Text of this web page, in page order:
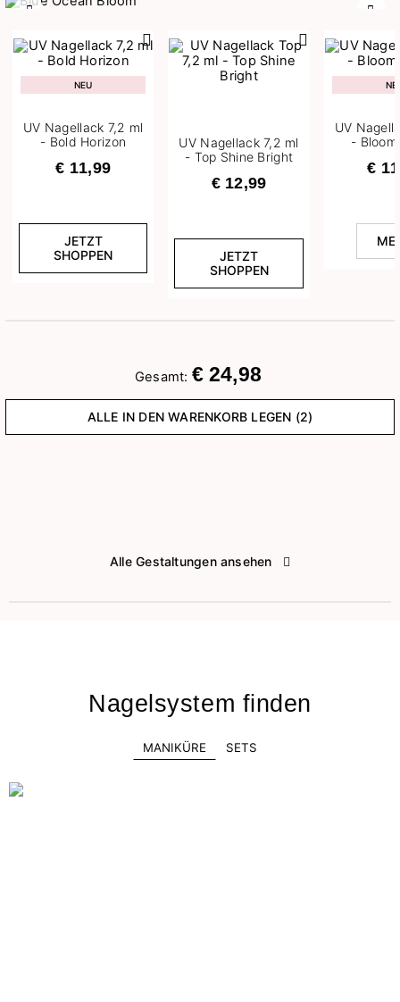
NEU
UV Nagellack 7,2 ml
- Bold Horizon
€ 11,99
JETZT
SHOPPEN
UV Nagellack 7,2 ml
- Top Shine Bright
€ 12,99
JETZT
SHOPPEN
UV
-
€
Gesamt: € 24,98
ALLE IN DEN WARENKORB LEGEN (2)
Alle Gestaltungen ansehen
Nagelsystem finden
MANIKÜRE SETS